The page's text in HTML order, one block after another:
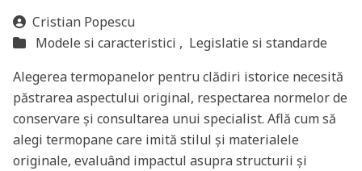
Cristian Popescu
Modele si caracteristici , Legislatie si standarde
Alegerea termopanelor pentru clădiri istorice necesită
păstrarea aspectului original, respectarea normelor de
conservare și consultarea unui specialist. Află cum să
alegi termopane care imită stilul și materialele
originale, evaluând impactul asupra structurii și